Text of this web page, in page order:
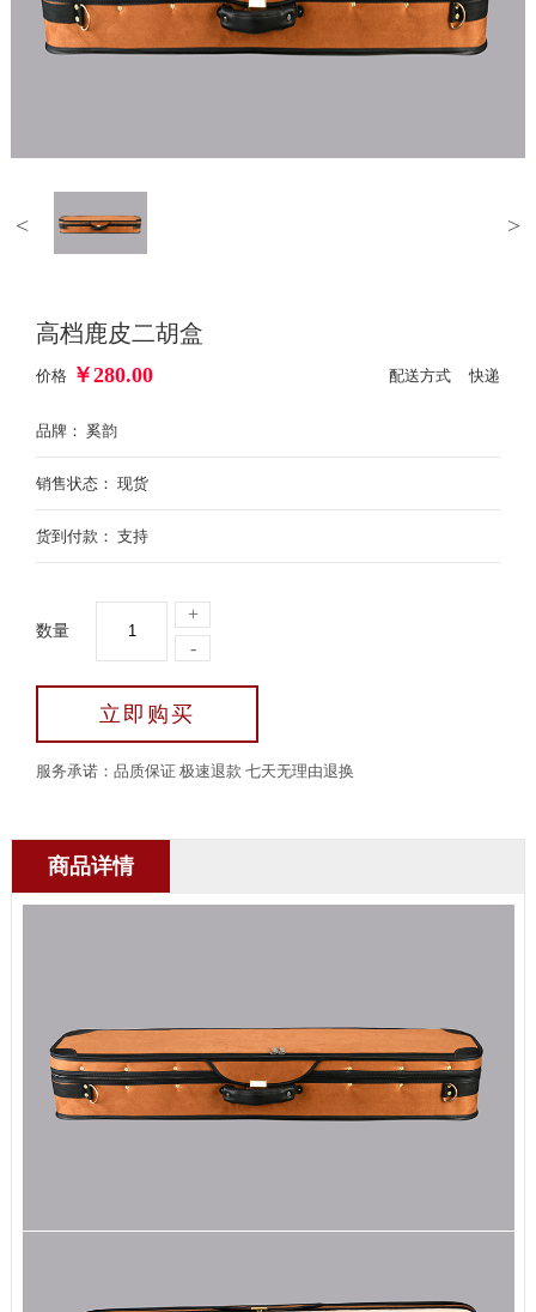
< >
高档鹿皮二胡盒
价格 ￥280.00 配送方式 快递
品牌： 奚韵
销售状态： 现货
货到付款： 支持
数量
-
+
立即购买
服务承诺：品质保证 极速退款 七天无理由退换
商品详情